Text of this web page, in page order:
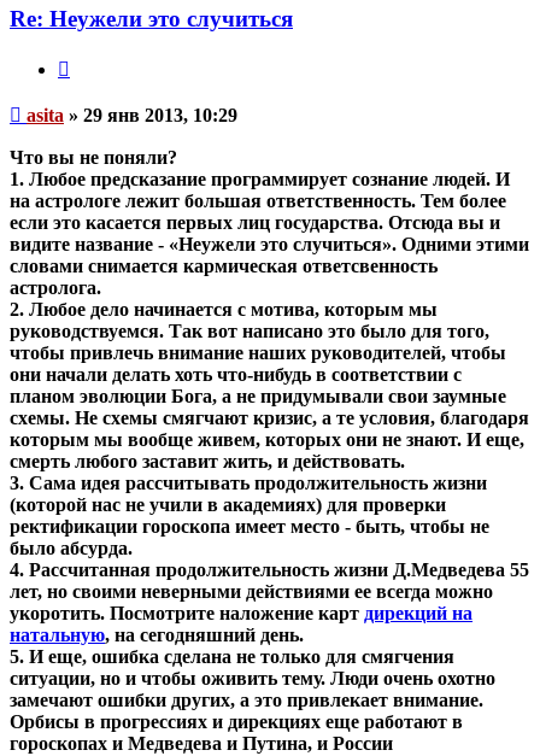
Re: Неужели это случиться
Непрочитанное
asita » 29 янв 2013, 10:29
Что вы не поняли?
1. Любое предсказание программирует сознание людей. И
на астрологе лежит большая ответственность. Тем более
если это касается первых лиц государства. Отсюда вы и
видите название - «Неужели это случиться». Одними этими
словами снимается кармическая ответсвенность
астролога.
2. Любое дело начинается с мотива, которым мы
руководствуемся. Так вот написано это было для того,
чтобы привлечь внимание наших руководителей, чтобы
они начали делать хоть что-нибудь в соответствии с
планом эволюции Бога, а не придумывали свои заумные
схемы. Не схемы смягчают кризис, а те условия, благодаря
которым мы вообще живем, которых они не знают. И еще,
смерть любого заставит жить, и действовать.
3. Сама идея рассчитывать продолжительность жизни
(которой нас не учили в академиях) для проверки
ректификации гороскопа имеет место - быть, чтобы не
было абсурда.
4. Рассчитанная продолжительность жизни Д.Медведева 55
лет, но своими неверными действиями ее всегда можно
укоротить. Посмотрите наложение карт дирекций на
натальную, на сегодняшний день.
5. И еще, ошибка сделана не только для смягчения
ситуации, но и чтобы оживить тему. Люди очень охотно
замечают ошибки других, а это привлекает внимание.
Орбисы в прогрессиях и дирекциях еще работают в
гороскопах и Медведева и Путина, и России